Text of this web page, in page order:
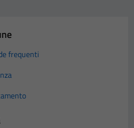
frequenti